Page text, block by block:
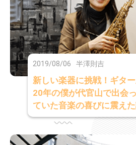
2019/08/06 半澤則吉
新しい楽器に挑戦！ギタ
20年の僕が代官山で出会
ていた音楽の喜びに震え